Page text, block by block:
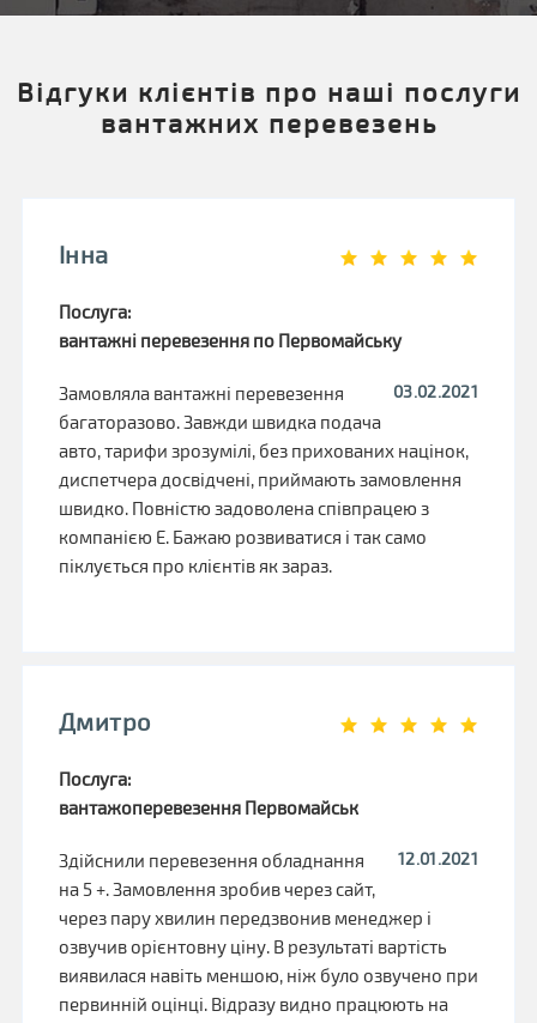
Відгуки клієнтів про наші послуги
вантажних перевезень
Інна
Послуга:
вантажні перевезення по Первомайську
03.02.2021
Замовляла вантажні перевезення
багаторазово. Завжди швидка подача
авто, тарифи зрозумілі, без прихованих націнок,
диспетчера досвідчені, приймають замовлення
швидко. Повністю задоволена співпрацею з
компанією Е. Бажаю розвиватися і так само
піклується про клієнтів як зараз.
Дмитро
Послуга:
вантажоперевезення Первомайськ
12.01.2021
Здійснили перевезення обладнання
на 5 +. Замовлення зробив через сайт,
через пару хвилин передзвонив менеджер і
озвучив орієнтовну ціну. В результаті вартість
виявилася навіть меншою, ніж було озвучено при
первинній оцінці. Відразу видно працюють на